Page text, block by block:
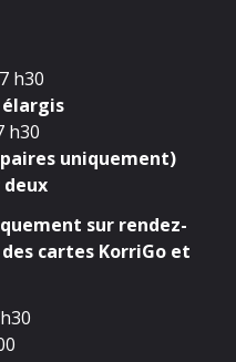
h30
élargis
h30
paires uniquement)
sur rendez-
cartes KorriGo et